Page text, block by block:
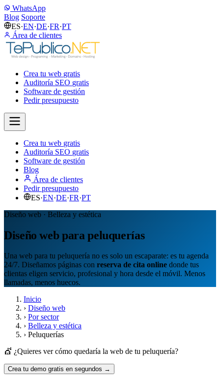
WhatsApp
Blog Soporte
ES·EN·DE·FR·PT
Área de clientes
Crea tu web gratis
Auditoría SEO gratis
Software de gestión
Pedir presupuesto
Crea tu web gratis
Auditoría SEO gratis
Software de gestión
Blog
Área de clientes
Pedir presupuesto
ES·EN·DE·FR·PT
Diseño web · Belleza y estética
Diseño web para peluquerías
Una web para tu peluquería no es solo un escaparate: es tu agenda
24/7. Diseñamos páginas con reserva de cita online donde tus
clientas eligen servicio, profesional y hora desde el móvil. Menos
llamadas, menos huecos.
Inicio
› Diseño web
› Por sector
› Belleza y estética
› Peluquerías
💇 ¿Quieres ver cómo quedaría la web de tu peluquería?
Crea tu demo gratis en segundos →